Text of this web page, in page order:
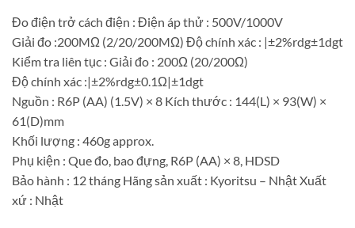
Đo điện trở cách điện : Điện áp thử : 500V/1000V
Giải đo :200MΩ (2/20/200MΩ) Độ chính xác : |±2%rdg±1dgt
Kiểm tra liên tục : Giải đo : 200Ω (20/200Ω)
Độ chính xác :|±2%rdg±0.1Ω|±1dgt
Nguồn : R6P (AA) (1.5V) × 8 Kích thước : 144(L) × 93(W) ×
61(D)mm
Khối lượng : 460g approx.
Phụ kiện : Que đo, bao đựng, R6P (AA) × 8, HDSD
Bảo hành : 12 tháng Hãng sản xuất : Kyoritsu – Nhật Xuất
xứ : Nhật